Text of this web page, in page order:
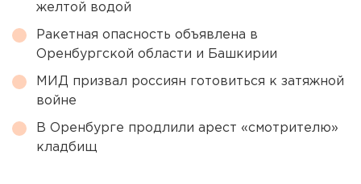
желтой водой
Ракетная опасность объявлена в
Оренбургской области и Башкирии
МИД призвал россиян готовиться к затяжной
войне
В Оренбурге продлили арест «смотрителю»
кладбищ